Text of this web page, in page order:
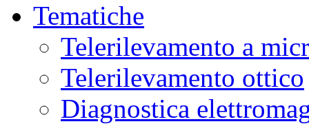
Tematiche
Telerilevamento a
Telerilevamento ottico
Diagnostica